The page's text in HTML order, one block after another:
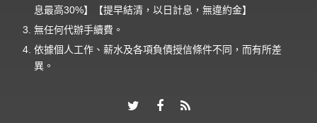
息最高30%】【提早結清，以日計息，無違約金】
無任何代辦手續費。
依據個人工作、薪水及各項負債授信條件不同，而有所差
異。